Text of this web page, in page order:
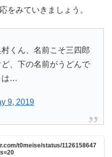
をみていきましょう。
くん、名前こそ三四郎
、下の名前がうどんで
は…
9, 2019
t0meise/status/1126158647